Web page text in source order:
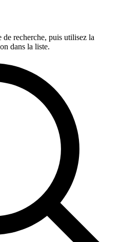
de recherche, puis utilisez la
dans la liste.